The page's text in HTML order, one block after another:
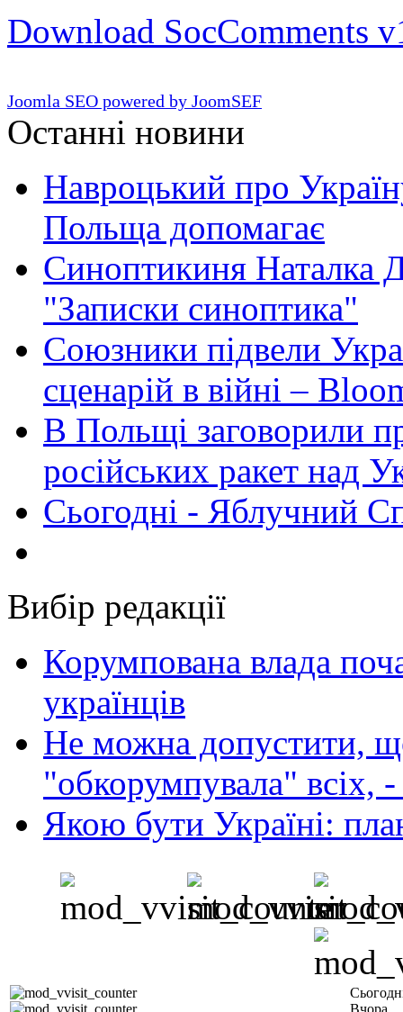
Download SocComments
Joomla SEO powered by JoomSEF
Останні новини
Навроцький про
Польща допомагає
Синоптикиня Наталка
"Записки синоптика"
Союзники підвели
сценарій в війні –
В Польщі заговорили
російських ракет над
Сьогодні - Яблучний
Вибір редакції
Корумпована влада
українців
Не можна допустити,
"обкорумпувала" всіх,
Якою бути Україні:
Вчора